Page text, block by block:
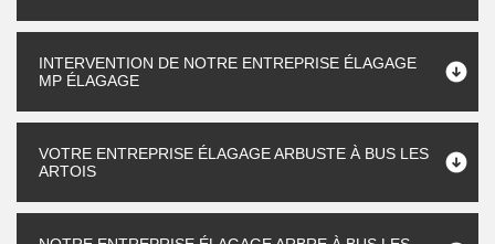
INTERVENTION DE NOTRE ENTREPRISE ÉLAGAGE
MP ÉLAGAGE
VOTRE ENTREPRISE ÉLAGAGE ARBUSTE À BUS LES
ARTOIS